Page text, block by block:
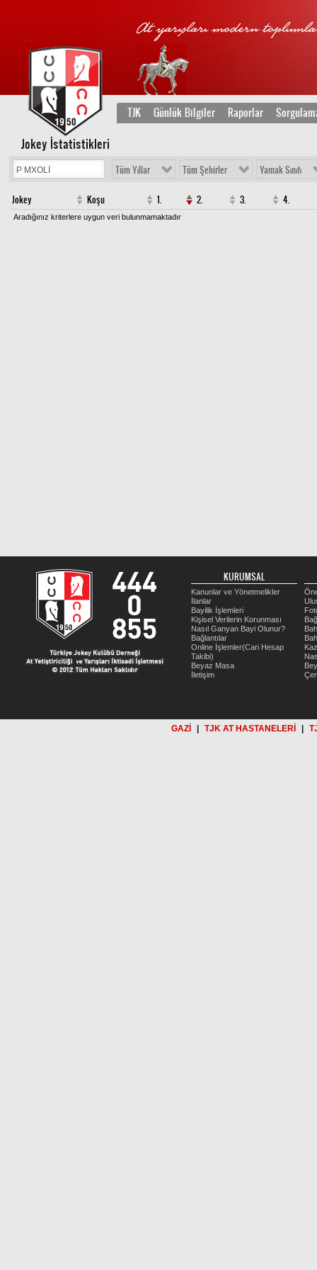
TJK Günlük Bilgiler Raporlar
Jokey İstatistikleri
Tüm Yıllar Tüm Şehirler Yamak Sınıfı
Jokey Koşu 1. 2. 3. 4.
Aradığınız kriterlere uygun veri bulunmamaktadır
KURUMSAL
Kanunlar ve Yönetmelikler
İlanlar
Bayilik İşlemleri
Kişisel Verilerin Korunması
Nasıl Ganyan Bayi Olunur?
Bağlantılar
Online İşlemler(Cari Hesap
Takibi)
Beyaz Masa
İletişim
GAZİ TJK AT HASTANELERİ